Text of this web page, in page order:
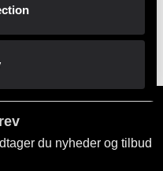
i nærmeste butik
du nyheder og tilbud